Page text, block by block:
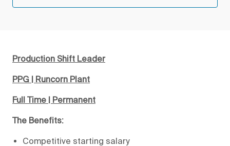
Production Shift Leader
PPG | Runcorn Plant
Full Time | Permanent
The Benefits:
Competitive starting salary